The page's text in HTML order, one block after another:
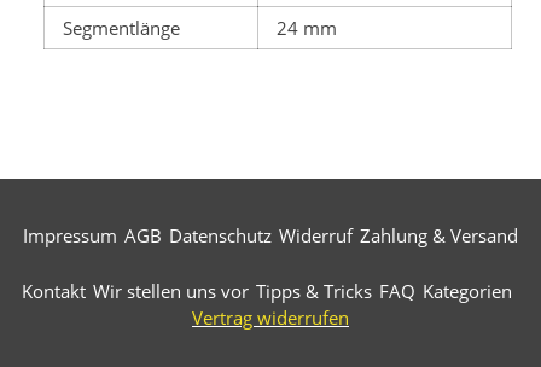
Segmentlänge
24 mm
Impressum AGB Datenschutz Widerruf Zahlung & Versand
Kontakt Wir stellen uns vor Tipps & Tricks FAQ Kategorien
Vertrag widerrufen